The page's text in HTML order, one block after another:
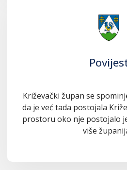
Križevački župan se
da je već tada postojala
prostoru oko nje postojalo
više